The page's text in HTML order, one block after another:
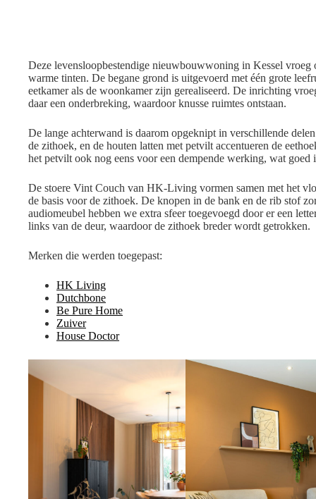
Deze levensloopbestendige nieuwbouwwoning in Kessel vroeg
warme tinten. De begane grond is uitgevoerd met één grote
eetkamer als de woonkamer zijn gerealiseerd. De inrichting
daar een onderbreking, waardoor knusse ruimtes ontstaan.
De lange achterwand is daarom opgeknipt in verschillende
de zithoek, en de houten latten met petvilt accentueren de
het petvilt ook nog eens voor een dempende werking, wat goed
De stoere Vint Couch van HK-Living vormen samen met het
de basis voor de zithoek. De knopen in de bank en de rib stof
audiomeubel hebben we extra sfeer toegevoegd door er een
links van de deur, waardoor de zithoek breder wordt getrokken.
Merken die werden toegepast:
HK Living
Dutchbone
Be Pure Home
Zuiver
House Doctor